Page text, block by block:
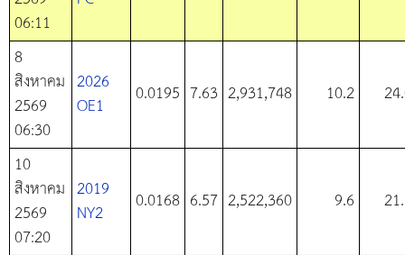
06:11
8
สิงหาคม
2569
06:30
2026
OE1 0.0195 7.63 2,931,748 10.2
10
สิงหาคม
2569
07:20
2019
NY2 0.0168 6.57 2,522,360 9.6